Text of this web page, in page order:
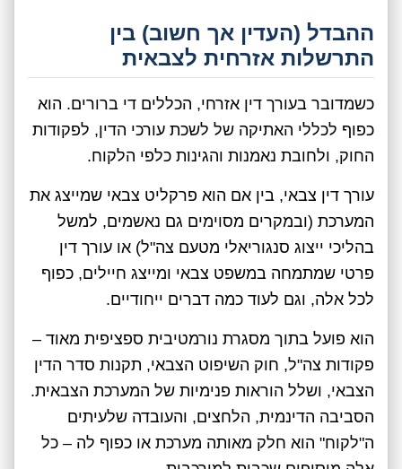
ההבדל (העדין אך חשוב) בין
התרשלות אזרחית לצבאית
כשמדובר בעורך דין אזרחי, הכללים די ברורים. הוא
כפוף לכללי האתיקה של לשכת עורכי הדין, לפקודות
החוק, ולחובת נאמנות והגינות כלפי הלקוח.
עורך דין צבאי, בין אם הוא פרקליט צבאי שמייצג את
המערכת (ובמקרים מסוימים גם נאשמים, למשל
בהליכי ייצוג סנגוריאלי מטעם צה"ל) או עורך דין
פרטי שמתמחה במשפט צבאי ומייצג חיילים, כפוף
לכל אלה, וגם לעוד כמה דברים ייחודיים.
הוא פועל בתוך מסגרת נורמטיבית ספציפית מאוד –
פקודות צה"ל, חוק השיפוט הצבאי, תקנות סדר הדין
הצבאי, ושלל הוראות פנימיות של המערכת הצבאית.
הסביבה הדינמית, הלחצים, והעובדה שלעיתים
ה"לקוח" הוא חלק מאותה מערכת או כפוף לה – כל